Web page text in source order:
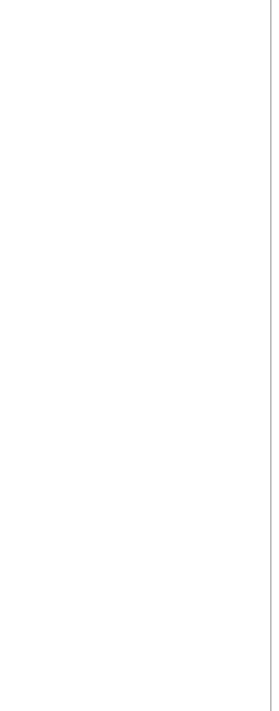
paredes en interiores y
gracias a su
agua.